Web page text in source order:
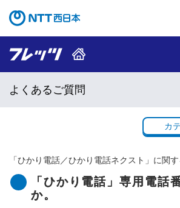
コンテンツのリンクナビゲー
よくあるご質問
カ
「ひかり電話／ひかり電話ネクスト 」に関
「ひかり電話」専用電話
か。